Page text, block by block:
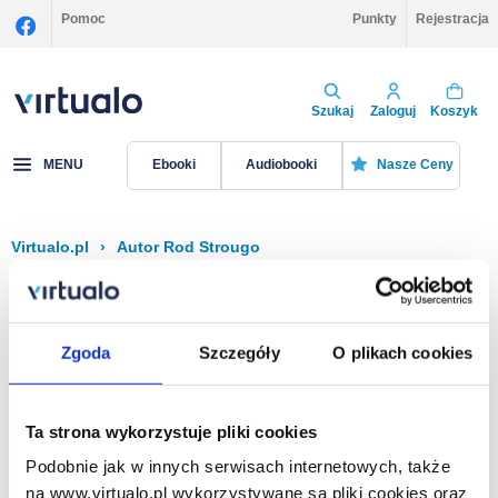
Zgoda Szczegóły O plikach cookies
Ta strona wykorzystuje pliki cookies
Podobnie jak w innych serwisach internetowych, także
na www.virtualo.pl wykorzystywane są pliki cookies oraz
Pomoc Punkty Rejestracja
Szukaj Zaloguj Koszyk
MENU Ebooki Audiobooki Nasze Ceny
Virtualo.pl › Autor Rod Strougo
Filtruj Sortuj
Na stronie